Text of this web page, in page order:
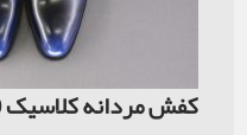
کفش مردانه کلاسیک 660 سرمه ای آبی